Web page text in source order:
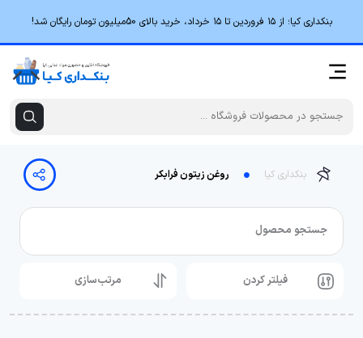
بنکداری کیا؛ از ۱۵ فروردین تا ۱۵ خرداد، خرید بالای 50میلیون تومان رایگان شد!
بنکداری کیا روغن زیتون فرابکر
جستجو محصول
فیلتر کردن مرتب‌سازی